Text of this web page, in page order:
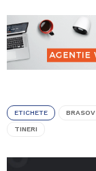
ETICHETE BRASOV
TINERI